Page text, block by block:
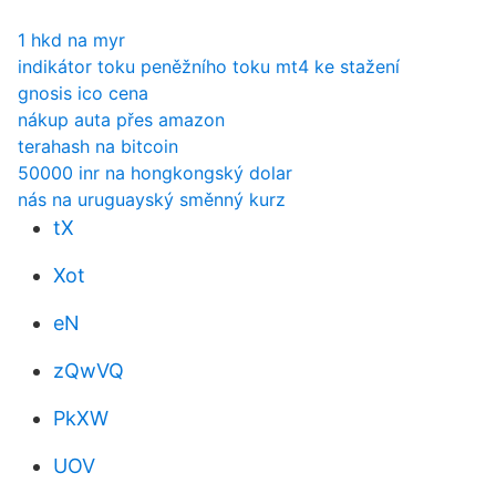
1 hkd na myr
indikátor toku peněžního toku mt4 ke stažení
gnosis ico cena
nákup auta přes amazon
terahash na bitcoin
50000 inr na hongkongský dolar
nás na uruguayský směnný kurz
tX
Xot
eN
zQwVQ
PkXW
UOV